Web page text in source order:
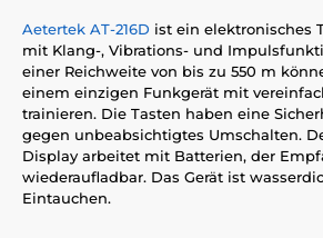
Aetertek AT-216D ist ein elektronisches
mit Klang-, Vibrations- und
einer Reichweite von bis zu 550 m
einem einzigen Funkgerät mit
trainieren. Die Tasten haben eine
gegen unbeabsichtigtes Umschalten.
Display arbeitet mit Batterien, der
wiederaufladbar. Das Gerät ist
Eintauchen.